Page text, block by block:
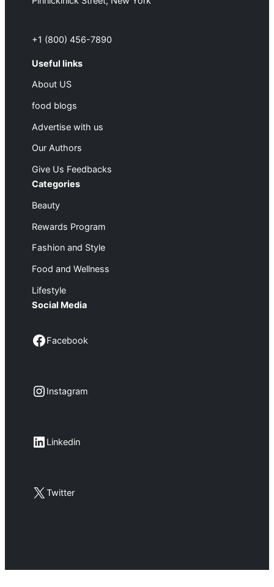
+1 (800) 456-7890
Useful links
About US
food blogs
Advertise with us
Our Authors
Give Us Feedbacks
Categories
Beauty
Rewards Program
Fashion and Style
Food and Wellness
Lifestyle
Social Media
Facebook Facebook
Instagram Instagram
LinkedIn Linkedin
X Twitter